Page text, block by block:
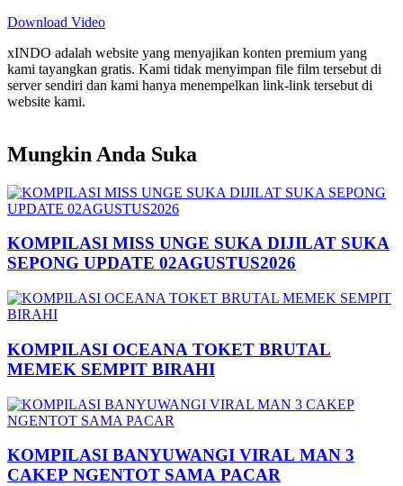
Download Video
xINDO adalah website yang menyajikan konten premium yang
kami tayangkan gratis. Kami tidak menyimpan file film tersebut di
server sendiri dan kami hanya menempelkan link-link tersebut di
website kami.
Mungkin Anda Suka
KOMPILASI MISS UNGE SUKA DIJILAT SUKA
SEPONG UPDATE 02AGUSTUS2026
KOMPILASI OCEANA TOKET BRUTAL
MEMEK SEMPIT BIRAHI
KOMPILASI BANYUWANGI VIRAL MAN 3
CAKEP NGENTOT SAMA PACAR